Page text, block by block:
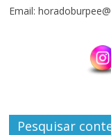
Email:
Pesquisar